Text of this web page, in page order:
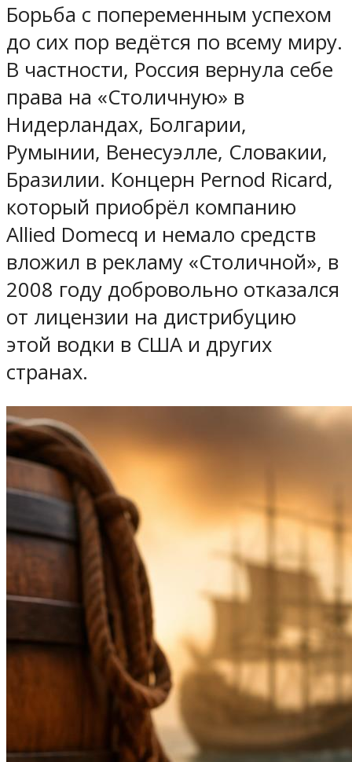
Борьба с попеременным успехом
до сих пор ведётся по всему миру.
В частности, Россия вернула себе
права на «Столичную» в
Нидерландах, Болгарии,
Румынии, Венесуэлле, Словакии,
Бразилии. Концерн Pernod Ricard,
который приобрёл компанию
Allied Domecq и немало средств
вложил в рекламу «Столичной», в
2008 году добровольно отказался
от лицензии на дистрибуцию
этой водки в США и других
странах.